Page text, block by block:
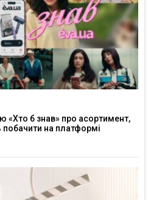
«Хто б знав» про асортимент,
побачити на платформі